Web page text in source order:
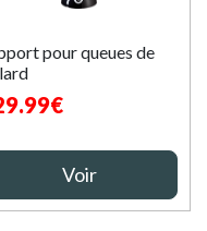
pour queues de
Voir